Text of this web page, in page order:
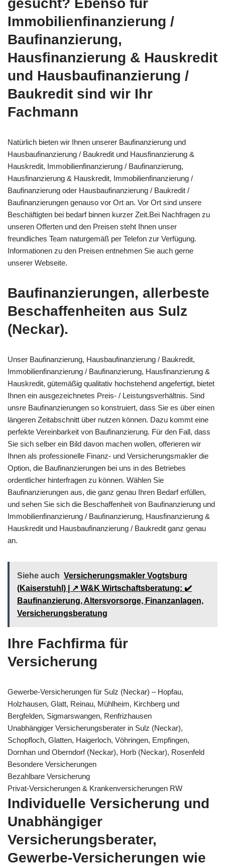
gesucht? Ebenso für
Immobilienfinanzierung /
Baufinanzierung,
Hausfinanzierung & Hauskredit
und Hausbaufinanzierung /
Baukredit sind wir Ihr
Fachmann
Natürlich bieten wir Ihnen unserer Baufinanzierung und
Hausbaufinanzierung / Baukredit und Hausfinanzierung &
Hauskredit, Immobilienfinanzierung / Baufinanzierung,
Hausfinanzierung & Hauskredit, Immobilienfinanzierung /
Baufinanzierung oder Hausbaufinanzierung / Baukredit /
Baufinanzierungen genauso vor Ort an. Vor Ort sind unsere
Beschäftigten bei bedarf binnen kurzer Zeit.Bei Nachfragen zu
unseren Offerten und den Preisen steht Ihnen unser
freundliches Team naturgemäß per Telefon zur Verfügung.
Informationen zu den Preisen entnehmen Sie auch gerne
unserer Webseite.
Baufinanzierungen, allerbeste
Beschaffenheiten aus Sulz
(Neckar).
Unser Baufinanzierung, Hausbaufinanzierung / Baukredit,
Immobilienfinanzierung / Baufinanzierung, Hausfinanzierung &
Hauskredit, gütemäßig qualitativ hochstehend angefertigt, bietet
Ihnen ein ausgezeichnetes Preis- / Leistungsverhältnis. Sind
unsre Baufinanzierungen so konstruiert, dass Sie es über einen
längeren Zeitabschnitt über nutzen können. Dazu kommt eine
perfekte Vereinbarkeit von Baufinanzierung. Für den Fall, dass
Sie sich selber ein Bild davon machen wollen, offerieren wir
Ihnen als professionelle Finanz- und Versicherungsmakler die
Option, die Baufinanzierungen bei uns in des Betriebes
ordentlicher hinterfragen zu können. Wählen Sie
Baufinanzierungen aus, die ganz genau Ihren Bedarf erfüllen,
und sehen Sie sich die Beschaffenheit von Baufinanzierung und
Immobilienfinanzierung / Baufinanzierung, Hausfinanzierung &
Hauskredit und Hausbaufinanzierung / Baukredit ganz genau
an.
Siehe auch Versicherungsmakler Vogtsburg
(Kaiserstuhl) | ↗️ W&K Wirtschaftsberatung: ✔️
Baufinanzierung, Altersvorsorge, Finanzanlagen,
Versicherungsberatung
Ihre Fachfirma für
Versicherung
Gewerbe-Versicherungen für Sulz (Neckar) – Hopfau,
Holzhausen, Glatt, Reinau, Mühlheim, Kirchberg und
Bergfelden, Sigmarswangen, Renfrizhausen
Unabhängiger Versicherungsberater in Sulz (Neckar),
Schopfloch, Glatten, Haigerloch, Vöhringen, Empfingen,
Dornhan und Oberndorf (Neckar), Horb (Neckar), Rosenfeld
Besondere Versicherungen
Bezahlbare Versicherung
Privat-Versicherungen & Krankenversicherungen RW
Individuelle Versicherung und
Unabhängiger
Versicherungsberater,
Gewerbe-Versicherungen wie